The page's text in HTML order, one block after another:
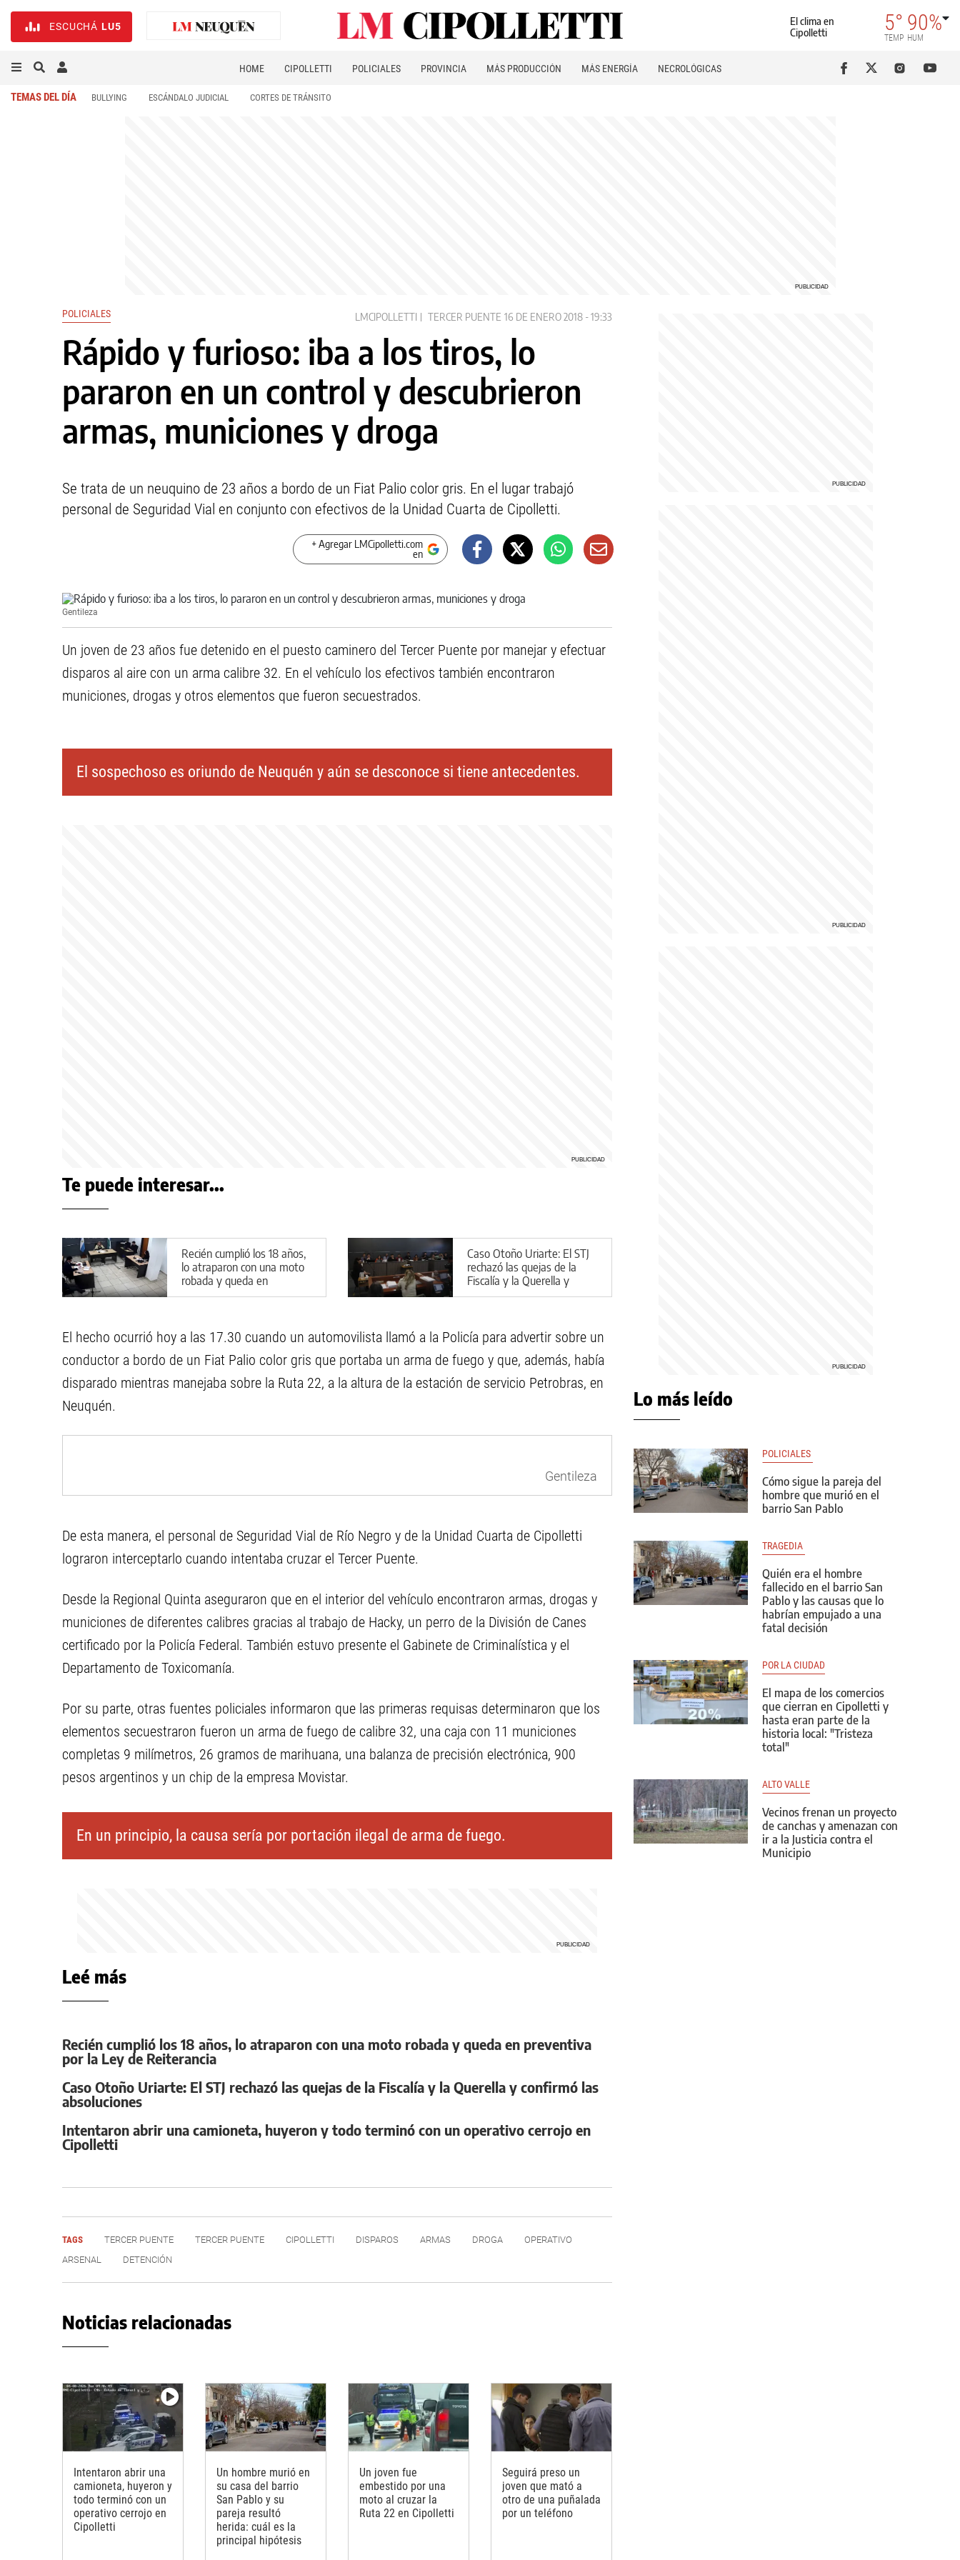
ESCUCHÁ LU5
El clima en
Cipolletti
5°
TEMP
90%
HUM
HOME CIPOLLETTI POLICIALES PROVINCIA MÁS PRODUCCIÓN MÁS ENERGÍA NECROLÓGICAS
TEMAS DEL DÍA BULLYING ESCÁNDALO JUDICIAL CORTES DE TRÁNSITO
POLICIALES LMCIPOLLETTI TERCER PUENTE 16 DE ENERO 2018 - 19:33
Rápido y furioso: iba a los tiros, lo
pararon en un control y descubrieron
armas, municiones y droga
Se trata de un neuquino de 23 años a bordo de un Fiat Palio color gris. En el lugar trabajó
personal de Seguridad Vial en conjunto con efectivos de la Unidad Cuarta de Cipolletti.
+ Agregar LMCipolletti.com
en
Gentileza
Un joven de 23 años fue detenido en el puesto caminero del Tercer Puente por manejar y efectuar
disparos al aire con un arma calibre 32. En el vehículo los efectivos también encontraron
municiones, drogas y otros elementos que fueron secuestrados.
El sospechoso es oriundo de Neuquén y aún se desconoce si tiene antecedentes.
Te puede interesar...
Recién cumplió los 18 años,
lo atraparon con una moto
robada y queda en
preventiva por la Ley de
Caso Otoño Uriarte: El STJ
rechazó las quejas de la
Fiscalía y la Querella y
confirmó las absoluciones
El hecho ocurrió hoy a las 17.30 cuando un automovilista llamó a la Policía para advertir sobre un
conductor a bordo de un Fiat Palio color gris que portaba un arma de fuego y que, además, había
disparado mientras manejaba sobre la Ruta 22, a la altura de la estación de servicio Petrobras, en
Neuquén.
Gentileza
De esta manera, el personal de Seguridad Vial de Río Negro y de la Unidad Cuarta de Cipolletti
lograron interceptarlo cuando intentaba cruzar el Tercer Puente.
Desde la Regional Quinta aseguraron que en el interior del vehículo encontraron armas, drogas y
municiones de diferentes calibres gracias al trabajo de Hacky, un perro de la División de Canes
certificado por la Policía Federal. También estuvo presente el Gabinete de Criminalística y el
Departamento de Toxicomanía.
Por su parte, otras fuentes policiales informaron que las primeras requisas determinaron que los
elementos secuestraron fueron un arma de fuego de calibre 32, una caja con 11 municiones
completas 9 milímetros, 26 gramos de marihuana, una balanza de precisión electrónica, 900
pesos argentinos y un chip de la empresa Movistar.
En un principio, la causa sería por portación ilegal de arma de fuego.
Leé más
Recién cumplió los 18 años, lo atraparon con una moto robada y queda en preventiva
por la Ley de Reiterancia
Caso Otoño Uriarte: El STJ rechazó las quejas de la Fiscalía y la Querella y confirmó las
absoluciones
Intentaron abrir una camioneta, huyeron y todo terminó con un operativo cerrojo en
Cipolletti
TAGS TERCER PUENTE TERCER PUENTE CIPOLLETTI DISPAROS ARMAS DROGA
OPERATIVO
ARSENAL
DETENCIÓN
Noticias relacionadas
Intentaron abrir una
camioneta, huyeron y
todo terminó con un
operativo cerrojo en
Cipolletti
Un hombre murió en
su casa del barrio
San Pablo y su
pareja resultó
herida: cuál es la
principal hipótesis
Un joven fue
embestido por una
moto al cruzar la
Ruta 22 en Cipolletti
Seguirá preso un
joven que mató a
otro de una puñalada
por un teléfono
Lo más leído
POLICIALES
Cómo sigue la pareja del
hombre que murió en el
barrio San Pablo
TRAGEDIA
Quién era el hombre
fallecido en el barrio San
Pablo y las causas que lo
habrían empujado a una
fatal decisión
POR LA CIUDAD
El mapa de los comercios
que cierran en Cipolletti y
hasta eran parte de la
historia local: "Tristeza
total"
ALTO VALLE
Vecinos frenan un proyecto
de canchas y amenazan con
ir a la Justicia contra el
Municipio